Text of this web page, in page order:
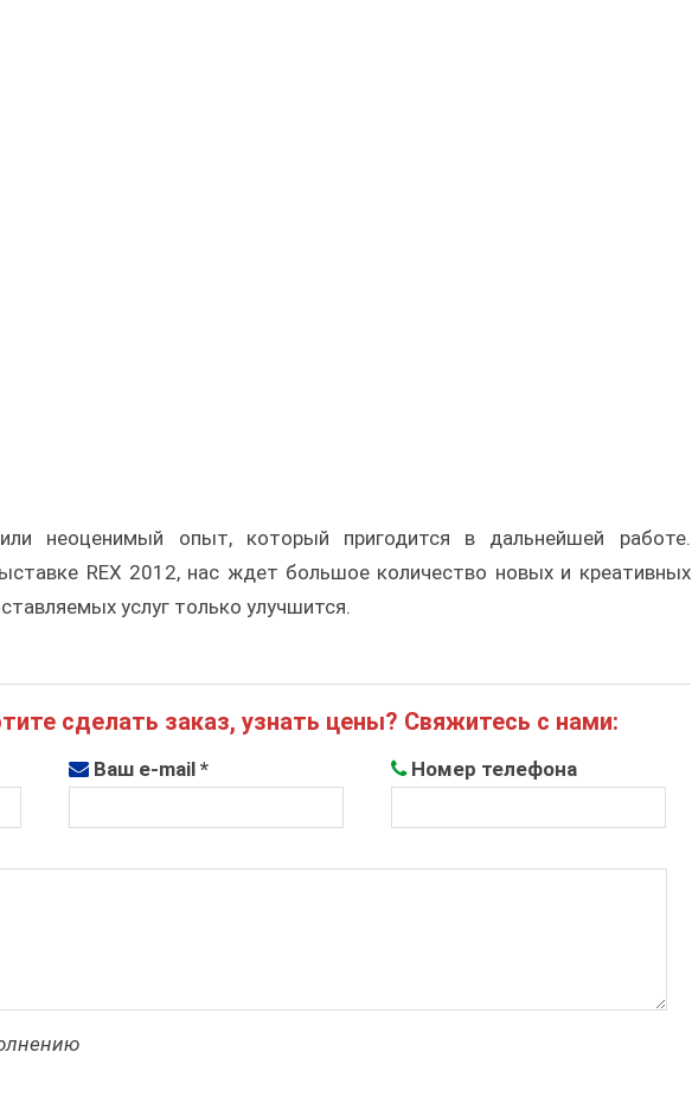
неоценимый опыт, который пригодится в дальнейшей работе.
REX 2012, нас ждет большое количество новых и креативных
услуг только улучшится.
сделать заказ, узнать цены? Свяжитесь с нами:
Ваш e-mail * Номер телефона